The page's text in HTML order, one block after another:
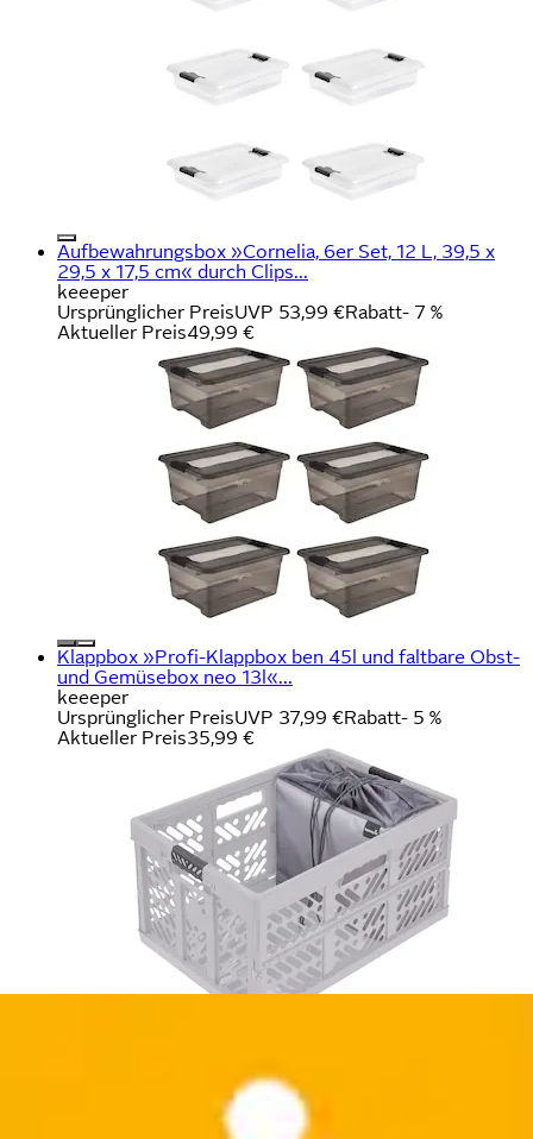
Aufbewahrungsbox »Cornelia, 6er Set, 12 L, 39,5 x
29,5 x 17,5 cm« durch Clips...
keeeper
Ursprünglicher PreisUVP 53,99 €Rabatt- 7 %
Aktueller Preis49,99 €
Klappbox »Profi-Klappbox ben 45l und faltbare Obst-
und Gemüsebox neo 13l«...
keeeper
Ursprünglicher PreisUVP 37,99 €Rabatt- 5 %
Aktueller Preis35,99 €
L, 38 x 28,5 x 20,5 cm« ineinander...
Ursprünglicher Preis
UVP 24,99 €